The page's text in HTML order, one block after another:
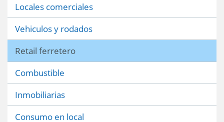
Locales comerciales
Vehiculos y rodados
Retail ferretero
Combustible
Inmobiliarias
Consumo en local